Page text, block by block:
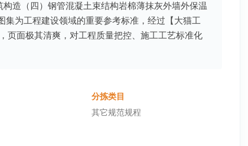
造（四）钢管混凝土束结构岩棉薄抹灰外墙外保温
为工程建设领域的重要参考标准，经过【大猫工
页面极其清爽，对工程质量把控、施工工艺标准化
分拣类目
其它规范规程